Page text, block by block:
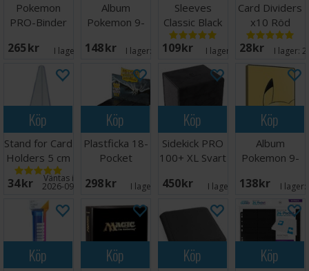
Pokemon
PRO-Binder
Mega Chariza
265 SEK I lager:
Album
Pokemon 9-
Charizard XY
148 SEK I lager: 20+
Sleeves
Classic Black
x100 - 63x88
m/box
109 SEK I lager: 13
Card Dividers
x10 Röd
28 SEK I lager:
Köp
Stand for Card
Holders 5 cm
- 5 st
34 SEK Väntas in:
2026-09-30
Köp
Plastficka 18-
Pocket
Svart x 50
298 SEK I lager: 4
Köp
Sidekick PRO
100+ XL Svart
450 SEK I lager:
Köp
Album
Pokemon 9-
Pikachu
138 SEK I lager:
Köp Köp Köp Köp